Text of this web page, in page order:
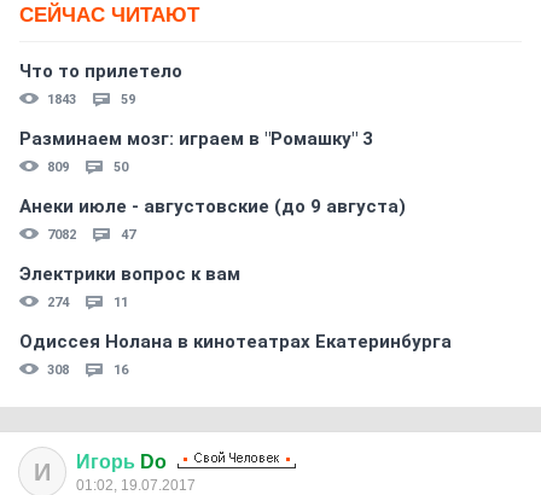
СЕЙЧАС ЧИТАЮТ
Что то прилетело
1843 59
Разминаем мозг: играем в "Ромашку" 3
809 50
Анеки июле - августовские (до 9 августа)
7082 47
Электрики вопрос к вам
274 11
Одиссея Нолана в кинотеатрах Екатеринбурга
308 16
И Игорь Do
01:02, 19.07.2017